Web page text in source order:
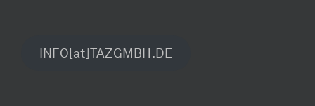
INFO[at]TAZGMBH.DE